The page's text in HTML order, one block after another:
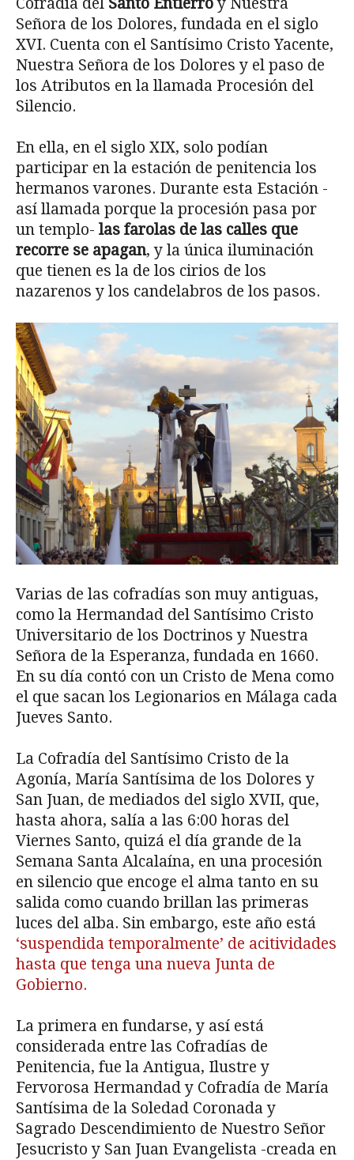
Cofradía del Santo Entierroy Nuestra
Señora de los Dolores, fundada en el siglo
XVI. Cuenta con el Santísimo Cristo Yacente,
Nuestra Señora de los Dolores y el paso de
los Atributos en la llamada Procesión del
Silencio.
En ella, en el siglo XIX, solo podían
participar en la estación de penitencia los
hermanos varones. Durante esta Estación -
así llamada porque la procesión pasa por
un templo- las farolas de las calles que
recorre se apagan, y la única iluminación
que tienen es la de los cirios de los
nazarenos y los candelabros de los pasos.
Varias de las cofradías son muy antiguas,
como la Hermandad del Santísimo Cristo
Universitario de los Doctrinos y Nuestra
Señora de la Esperanza, fundada en 1660.
En su día contó con un Cristo de Mena como
el que sacan los Legionarios en Málaga cada
Jueves Santo.
La Cofradía del Santísimo Cristo de la
Agonía, María Santísima de los Dolores y
San Juan, de mediados del siglo XVII, que,
hasta ahora, salía a las 6:00 horas del
Viernes Santo, quizá el día grande de la
Semana Santa Alcalaína, en una procesión
en silencio que encoge el alma tanto en su
salida como cuando brillan las primeras
luces del alba. Sin embargo, este año está
‘suspendida temporalmente’ de acitividades
hasta que tenga una nueva Junta de
Gobierno.
La primera en fundarse, y así está
considerada entre las Cofradías de
Penitencia, fue la Antigua, Ilustre y
Fervorosa Hermandad y Cofradía de María
Santísima de la Soledad Coronada y
Sagrado Descendimiento de Nuestro Señor
Jesucristo y San Juan Evangelista -creada en